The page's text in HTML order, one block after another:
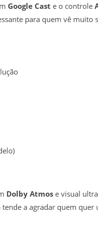
Google Cast e o controle
para quem vê muito
Dolby Atmos e visual
a agradar quem quer